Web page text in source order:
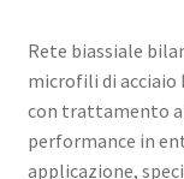
Rete biassiale
microfili di acciaio
con trattamento
performance in
applicazione,